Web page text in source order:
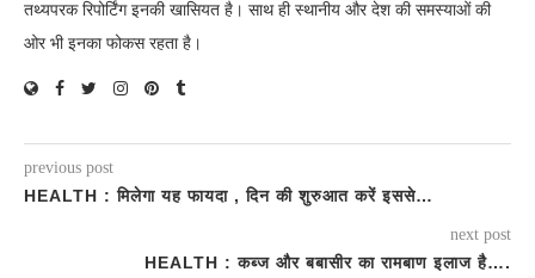
तथ्यपरक रिपोर्टिंग इनकी खासियत है। साथ ही स्थानीय और देश की समस्याओं की
ओर भी इनका फोकस रहता है।
previous post
HEALTH : मिलेगा यह फायदा , दिन की शुरुआत करें इससे…
next post
HEALTH : कब्ज और बबासीर का रामबाण इलाज है….